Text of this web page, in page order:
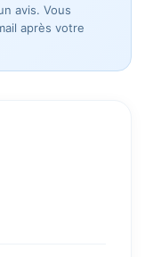
avis. Vous
après votre